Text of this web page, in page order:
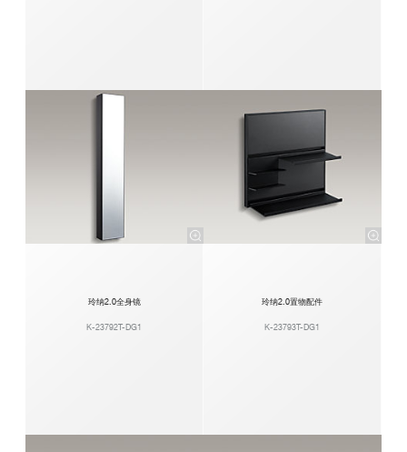
玲纳2.0全身镜
K-23792T-DG1
玲纳2.0置物配件
K-23793T-DG1